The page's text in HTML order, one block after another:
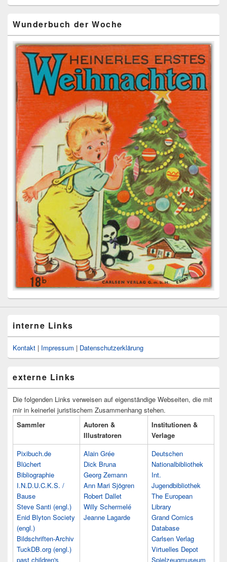
Wunderbuch der Woche
interne Links
Kontakt | Impressum | Datenschutzerklärung
externe Links
Die folgenden Links verweisen auf eigenständige Webseiten, die mit
mir in keinerlei juristischem Zusammenhang stehen.
Sammler
Autoren &
Illustratoren
Institutionen &
Verlage
Pixibuch.de
Blüchert
Bibliographie
I.N.D.U.C.K.S. /
Bause
Steve Santi (engl.)
Enid Blyton Society
(engl.)
Bildschriften-Archiv
TuckDB.org (engl.)
past children's
Alain Grée
Dick Bruna
Georg Zemann
Ann Mari Sjögren
Robert Dallet
Willy Schermelé
Jeanne Lagarde
Deutschen
Nationalbibliothek
Int.
Jugendbibliothek
The European
Library
Grand Comics
Database
Carlsen Verlag
Virtuelles Depot
Spielzeugmuseum